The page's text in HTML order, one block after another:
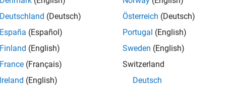
Deutschland (Deutsch)
España (Español)
Finland (English)
France (Français)
Ireland (English)
Österreich (Deutsch)
Portugal (English)
Sweden (English)
Switzerland
Deutsch